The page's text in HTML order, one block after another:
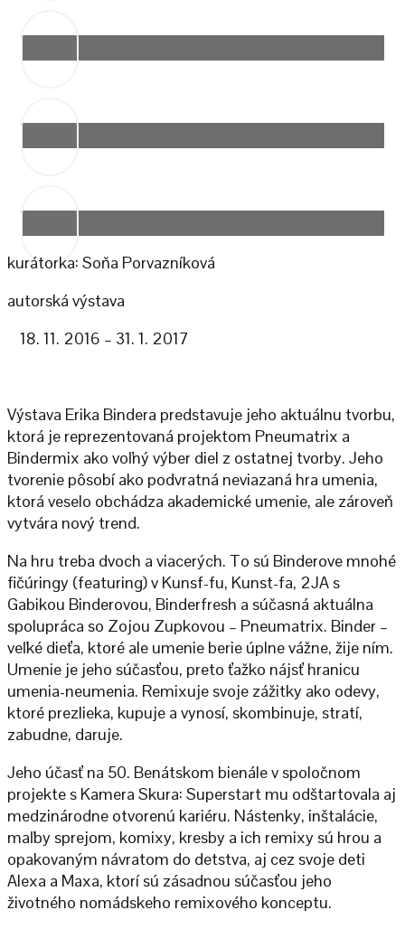
kurátorka: Soňa Porvazníková
autorská výstava
11. 2016 – 31. 1. 2017
Výstava Erika Bindera predstavuje jeho aktuálnu tvorbu,
ktorá je reprezentovaná projektom Pneumatrix a
Bindermix ako voľný výber diel z ostatnej tvorby. Jeho
tvorenie pôsobí ako podvratná neviazaná hra umenia,
ktorá veselo obchádza akademické umenie, ale zároveň
vytvára nový trend.
Na hru treba dvoch a viacerých. To sú Binderove mnohé
fičúringy (featuring) v Kunsf-fu, Kunst-fa, 2JA s
Gabikou Binderovou, Binderfresh a súčasná aktuálna
spolupráca so Zojou Zupkovou – Pneumatrix. Binder –
veľké dieťa, ktoré ale umenie berie úplne vážne, žije ním.
Umenie je jeho súčasťou, preto ťažko nájsť hranicu
umenia-neumenia. Remixuje svoje zážitky ako odevy,
ktoré prezlieka, kupuje a vynosí, skombinuje, stratí,
zabudne, daruje.
Jeho účasť na 50. Benátskom bienále v spoločnom
projekte s Kamera Skura: Superstart mu odštartovala aj
medzinárodne otvorenú kariéru. Nástenky, inštalácie,
maľby sprejom, komixy, kresby a ich remixy sú hrou a
opakovaným návratom do detstva, aj cez svoje deti
Alexa a Maxa, ktorí sú zásadnou súčasťou jeho
životného nomádskeho remixového konceptu.